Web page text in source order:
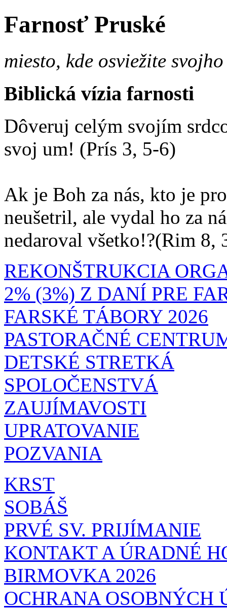
Farnosť Pruské
miesto, kde osviežite
Biblická vízia farnosti
Dôveruj celým svojím
svoj um! (Prís 3, 5-6)
Ak je Boh za nás, kto je
neušetril, ale vydal ho za
nedaroval všetko!?(Rim 8,
REKONŠTRUKCIA
2% (3%) Z DANÍ PRE
FARSKÉ TÁBORY 2026
PASTORAČNÉ
DETSKÉ STRETKÁ
SPOLOČENSTVÁ
ZAUJÍMAVOSTI
UPRATOVANIE
POZVANIA
KRST
SOBÁŠ
PRVÉ SV. PRIJÍMANIE
KONTAKT A ÚRADNÉ
BIRMOVKA 2026
OCHRANA OSOBNÝCH